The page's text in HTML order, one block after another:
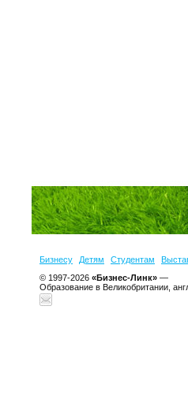
Бизнесу Детям Студентам
© 1997-2026 «Бизнес-Линк» —
Образование в Великобритании,